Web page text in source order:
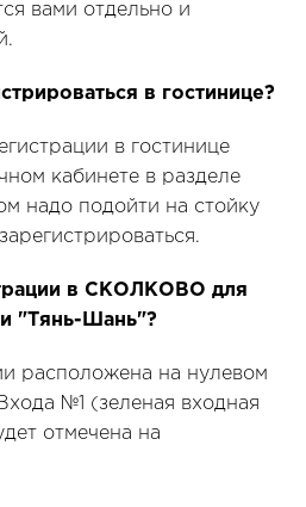
вами отдельно и
в гостинице?
в гостинице
кабинете в разделе
надо подойти на стойку
в СКОЛКОВО для
"Тянь-Шань"?
расположена на нулевом
№1 (зеленая входная
отмечена на